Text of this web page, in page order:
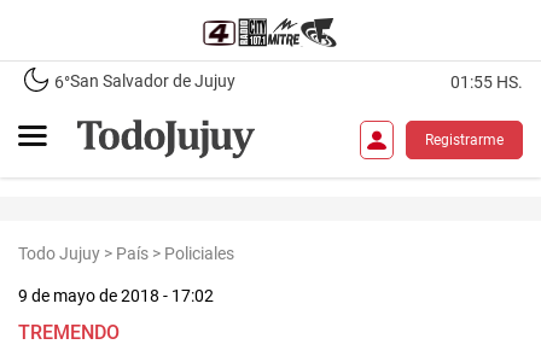
6°San Salvador de Jujuy 01:55 HS.
Registrarme
Todo Jujuy > País > Policiales
9 de mayo de 2018 - 17:02
TREMENDO